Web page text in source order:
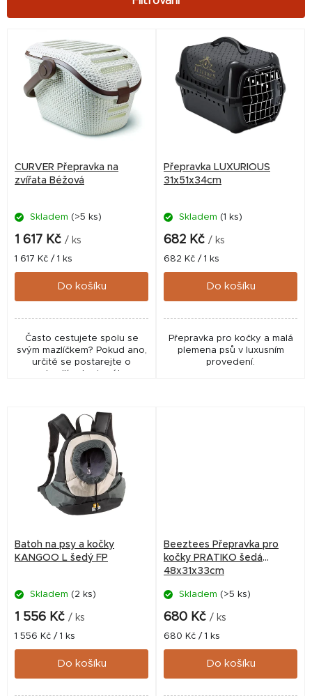
CURVER Přepravka na
zvířata Béžová
Skladem (>5 ks)
1 617 Kč / ks
Měrná
cena:
1 617 Kč / 1 ks
Do košíku
Často cestujete spolu se
svým mazlíčkem? Pokud ano,
určitě se postarejte o
pohodlí sebe i svého
Přepravka LUXURIOUS
31x51x34cm
Skladem (1 ks)
682 Kč / ks
Měrná
cena:
682 Kč / 1 ks
Do košíku
Přepravka pro kočky a malá
plemena psů v luxusním
provedení.
Batoh na psy a kočky
KANGOO L šedý FP
Skladem (2 ks)
1 556 Kč / ks
Měrná
cena:
1 556 Kč / 1 ks
Do košíku
Beeztees Přepravka pro
kočky PRATIKO šedá
48x31x33cm
Skladem (>5 ks)
680 Kč / ks
Měrná
cena:
680 Kč / 1 ks
Do košíku